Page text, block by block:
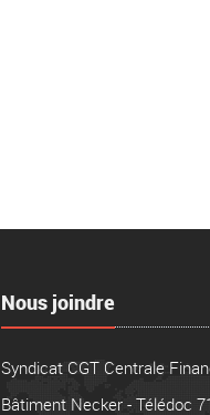
Nous joindre
Syndicat CGT Centrale
Bâtiment Necker - Télédoc